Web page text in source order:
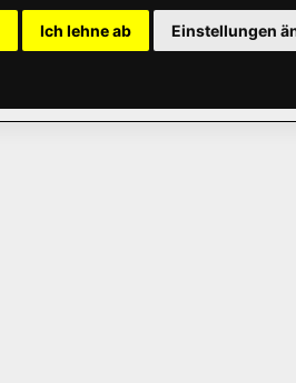
Ich lehne ab Einstellungen